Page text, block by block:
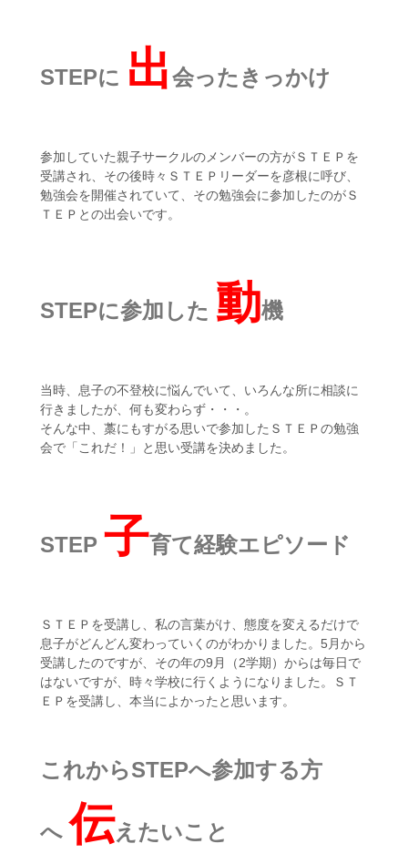
STEPに 出会ったきっかけ
参加していた親子サークルのメンバーの方がＳＴＥＰを
受講され、その後時々ＳＴＥＰリーダーを彦根に呼び、
勉強会を開催されていて、その勉強会に参加したのがＳ
ＴＥＰとの出会いです。
STEPに参加した 動機
当時、息子の不登校に悩んでいて、いろんな所に相談に
行きましたが、何も変わらず・・・。
そんな中、藁にもすがる思いで参加したＳＴＥＰの勉強
会で「これだ！」と思い受講を決めました。
STEP 子育て経験エピソード
ＳＴＥＰを受講し、私の言葉がけ、態度を変えるだけで
息子がどんどん変わっていくのがわかりました。5月から
受講したのですが、その年の9月（2学期）からは毎日で
はないですが、時々学校に行くようになりました。ＳＴ
ＥＰを受講し、本当によかったと思います。
これからSTEPへ参加する方
へ 伝えたいこと